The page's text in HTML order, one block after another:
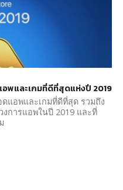
พและเกมที่ดีที่สุดแห่งปี 2019
แอพและเกมที่ดีที่สุด รวมถึง
การแอพในปี 2019 และที่